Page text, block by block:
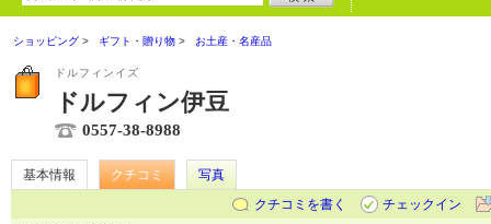
ショッピング ギフト・贈り物 お土産・名産品
ドルフィンイズ
ドルフィン伊豆
0557-38-8988
基本情報 クチコミ
写真
クチコミを書く
チェックイン